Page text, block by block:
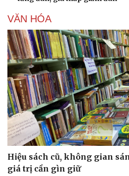
Du lịch
Tư vấn
Săn Tour
check-in
VĂN HÓA
Hiệu sách cũ, không gian
giá trị cần gìn giữ